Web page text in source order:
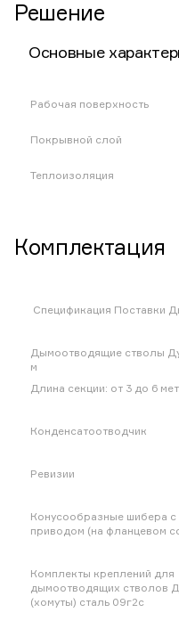
Решение
Основные
Рабочая поверхность
Покрывной слой
Теплоизоляция
Комплектация
Спецификация Поставки
Дымоотводящие стволы
м
Длина секции: от 3 до 6
Конденсатоотводчик
Ревизии
Конусообразные шибера с
приводом (на фланцевом
Комплекты креплений для
дымоотводящих стволов
(хомуты) сталь 09г2с